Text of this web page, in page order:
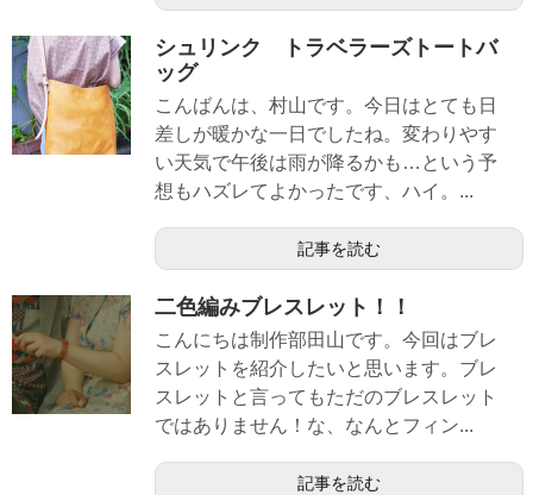
シュリンク トラベラーズトートバ
ッグ
こんばんは、村山です。今日はとても日
差しが暖かな一日でしたね。変わりやす
い天気で午後は雨が降るかも…という予
想もハズレてよかったです、ハイ。...
記事を読む
二色編みブレスレット！！
こんにちは制作部田山です。今回はブレ
スレットを紹介したいと思います。ブレ
スレットと言ってもただのブレスレット
ではありません！な、なんとフィン...
記事を読む